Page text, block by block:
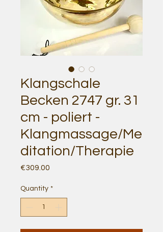
Klangschale
Becken 2747 gr. 31
cm - poliert -
Klangmassage/Me
ditation/Therapie
€309.00
Quantity *